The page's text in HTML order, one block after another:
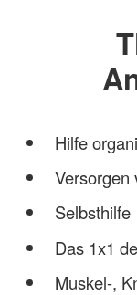
Hilfe
Versorgen
Selbsthilfe
Das 1x1
Muskel-,